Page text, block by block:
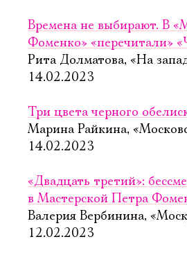
Времена не выбирают. В
Фоменко» «перечитали»
Рита Долматова, «На
14.02.2023
Три цвета черного
Марина Райкина,
14.02.2023
«Двадцать третий»:
в Мастерской Петра
Валерия Вербинина,
12.02.2023